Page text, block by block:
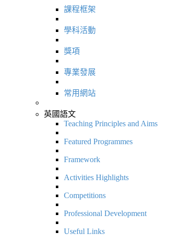
課程框架
學科活動
獎項
專業發展
常用網站
英國語文
Teaching Principles and Aims
Featured Programmes
Framework
Activities Highlights
Competitions
Professional Development
Useful Links